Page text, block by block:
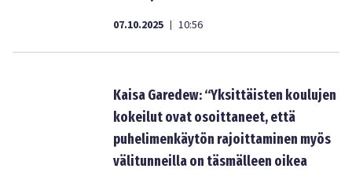
07.10.2025 | 10:56
Kaisa Garedew: “Yksittäisten koulujen
kokeilut ovat osoittaneet, että
puhelimenkäytön rajoittaminen myös
välitunneilla on täsmälleen oikea